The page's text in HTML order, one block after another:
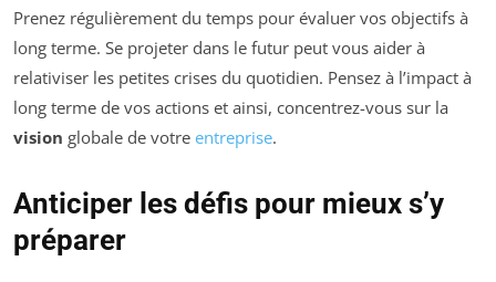
Prenez régulièrement du temps pour évaluer vos objectifs à
long terme. Se projeter dans le futur peut vous aider à
relativiser les petites crises du quotidien. Pensez à l’impact à
long terme de vos actions et ainsi, concentrez-vous sur la
vision globale de votre entreprise.
Anticiper les défis pour mieux s’y
préparer